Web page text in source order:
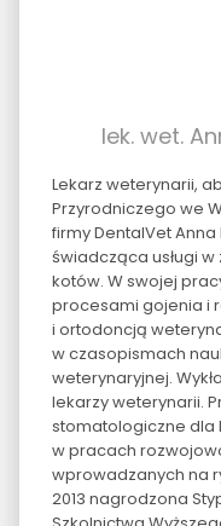
lek. wet.
Lekarz weterynarii,
Przyrodniczego we
firmy DentalVet
świadcząca usługi
kotów. W swojej
procesami gojenia i
i ortodoncją
w czasopismach
weterynaryjnej.
lekarzy weterynarii.
stomatologiczne dla
w pracach
wprowadzanych na
2013 nagrodzona